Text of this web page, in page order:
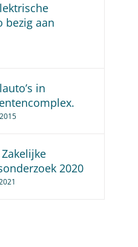
bezig aan
in
2020